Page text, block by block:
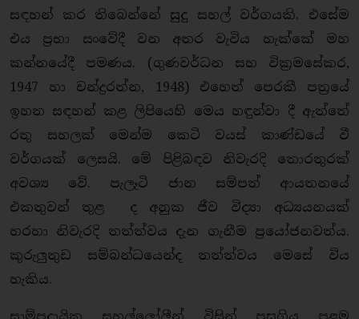
සඳහන් කර තිබෙන්නේ සුදු සහල් වර්ගයකි. එසේම
එය ප්‍රභා සංවේදී වන අතර වැවිය හැක්කේ මහ
කන්නයේදී පමණය. (ගුණවර්ධන සහ වික්‍රමසේකර,
1947 හා චන්ද්‍රරත්න, 1948) එහෙත් පෙරකී පත්‍රයේ
ඉහත සඳහන් කළ ලිපියෙහි මෙය හඳුන්වා දී ඇත්තේ
රතු සහලක් මෙන්ම කෙටි වයස් කාණ්ඩයේ වී
වර්ගයක් ලෙසයි. මේ පිළිබඳව නිවැරදි තොරතුරක්
අවශ්‍ය වේ. පැලෑටි ජාන සම්පත් ආයතනයේ
එකතුවන් තුළ ද අනුක ජීව විද්‍යා අධ්‍යයනයක්
හරහා නිවැරදි තත්ත්වය දැන ගැනීම ප්‍රයෝජනවත්ය.
කුරුලුතුඩ සම්බන්ධයෙන්ද තත්ත්වය මෙසේ විය
හැකිය.